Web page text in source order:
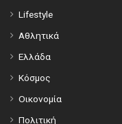
Lifestyle
Αθλητικά
Ελλάδα
Κόσμος
Οικονομία
Πολιτική